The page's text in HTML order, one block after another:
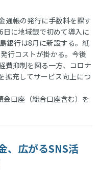
通帳の発行に手数料を課す
に地域銀で初めて導入に
銀行は8月に新設する。紙
行コストが掛かる。今後
費抑制を図る一方、コロナ
拡充してサービス向上につ
口座（総合口座含む）を
広がるSNS活